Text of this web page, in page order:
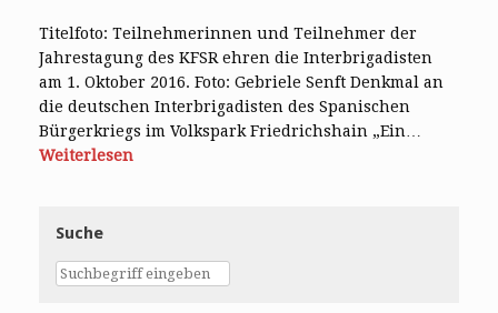
Titelfoto: Teilnehmerinnen und Teilnehmer der
Jahrestagung des KFSR ehren die Interbrigadisten
am 1. Oktober 2016. Foto: Gebriele Senft Denkmal an
die deutschen Interbrigadisten des Spanischen
Bürgerkriegs im Volkspark Friedrichshain „Ein…
Weiterlesen
Suche